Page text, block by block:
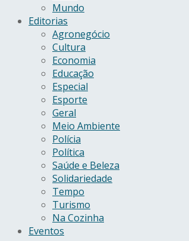
Mundo
Editorias
Agronegócio
Cultura
Economia
Educação
Especial
Esporte
Geral
Meio Ambiente
Polícia
Política
Saúde e Beleza
Solidariedade
Tempo
Turismo
Na Cozinha
Eventos